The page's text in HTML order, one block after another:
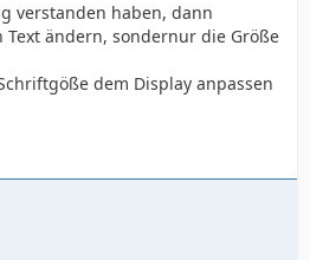
verstanden haben, dann
ändern, sondernur die Größe
dem Display anpassen